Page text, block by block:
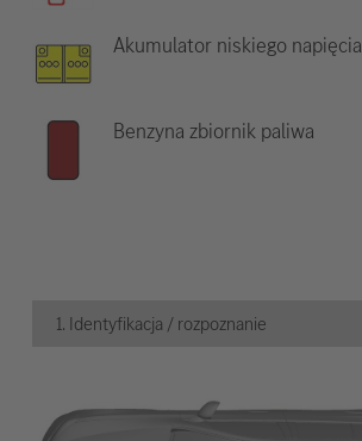
Akumulator niskiego napięcia
Benzyna zbiornik paliwa
1. Identyfikacja / rozpoznanie